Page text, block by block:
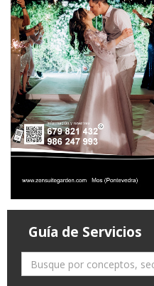
Guía de Servicios